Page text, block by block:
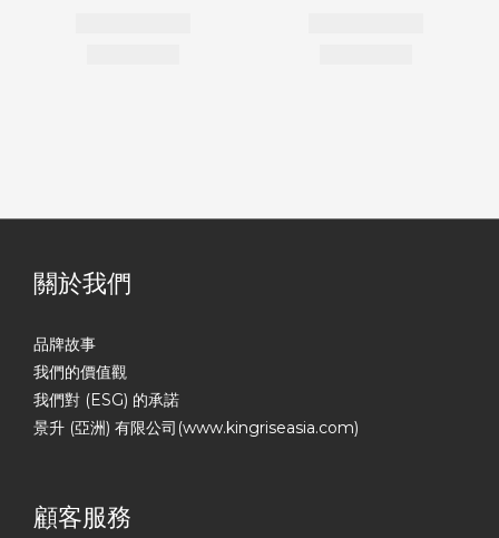
關於我們
品牌故事
我們的價值觀
我們對 (ESG) 的承諾
景升 (亞洲) 有限公司(www.kingriseasia.com)
顧客服務